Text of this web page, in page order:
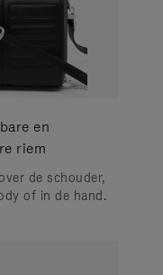
en
riem
de schouder,
of in de hand.